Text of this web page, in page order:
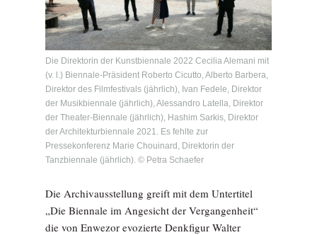
Die Direktorin der Kunstbiennale 2022 Cecilia Alemani mit
(v. l.) Biennale-Präsident Roberto Cicutto, Alberto Barbera,
Direktor des Filmfestivals (jährlich), Ivan Fedele, Direktor
der Musikbiennale (jährlich), Alessandro Latella, Direktor
der Theater-Biennale (jährlich), Hashim Sarkis, Direktor
der Architekturbiennale 2021. Es fehlte zur
Pressekonferenz Marie Chouinard, Direktorin der
Tanzbiennale (jährlich). © Petra Schaefer
Die Archivausstellung greift mit dem Untertitel
„Die Biennale im Angesicht der Vergangenheit“
die von Enwezor evozierte Denkfigur Walter